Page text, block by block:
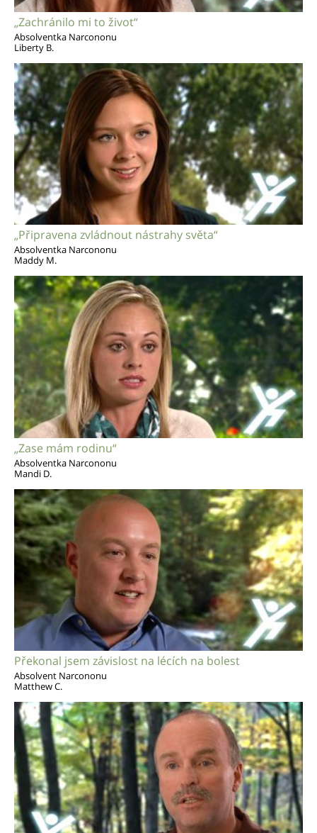
„Zachránilo mi to život“
Absolventka Narcononu
Liberty B.
„Připravena zvládnout nástrahy světa“
Absolventka Narcononu
Maddy M.
„Zase mám rodinu“
Absolventka Narcononu
Mandi D.
Překonal jsem závislost na lécích na bolest
Absolvent Narcononu
Matthew C.